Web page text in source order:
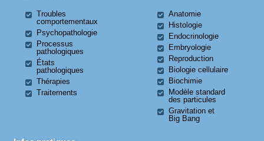
Troubles
comportementaux
Psychopathologie
Processus
pathologiques
États
pathologiques
Thérapies
Traitements
Anatomie
Histologie
Endocrinologie
Embryologie
Reproduction
Biologie cellulaire
Biochimie
Modèle standard
des particules
Gravitation et
Big Bang